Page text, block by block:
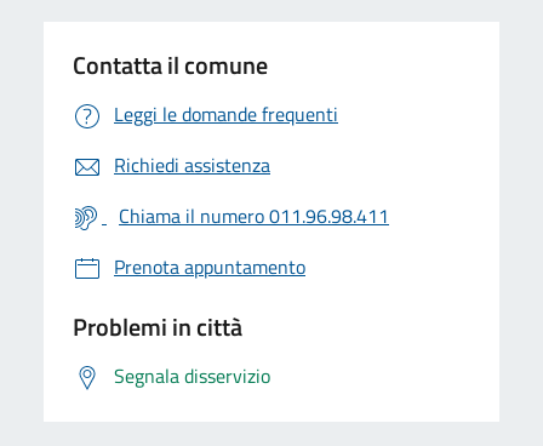
Contatta il comune
Leggi le domande frequenti
Richiedi assistenza
Chiama il numero 011.96.98.411
Prenota appuntamento
Problemi in città
Segnala disservizio